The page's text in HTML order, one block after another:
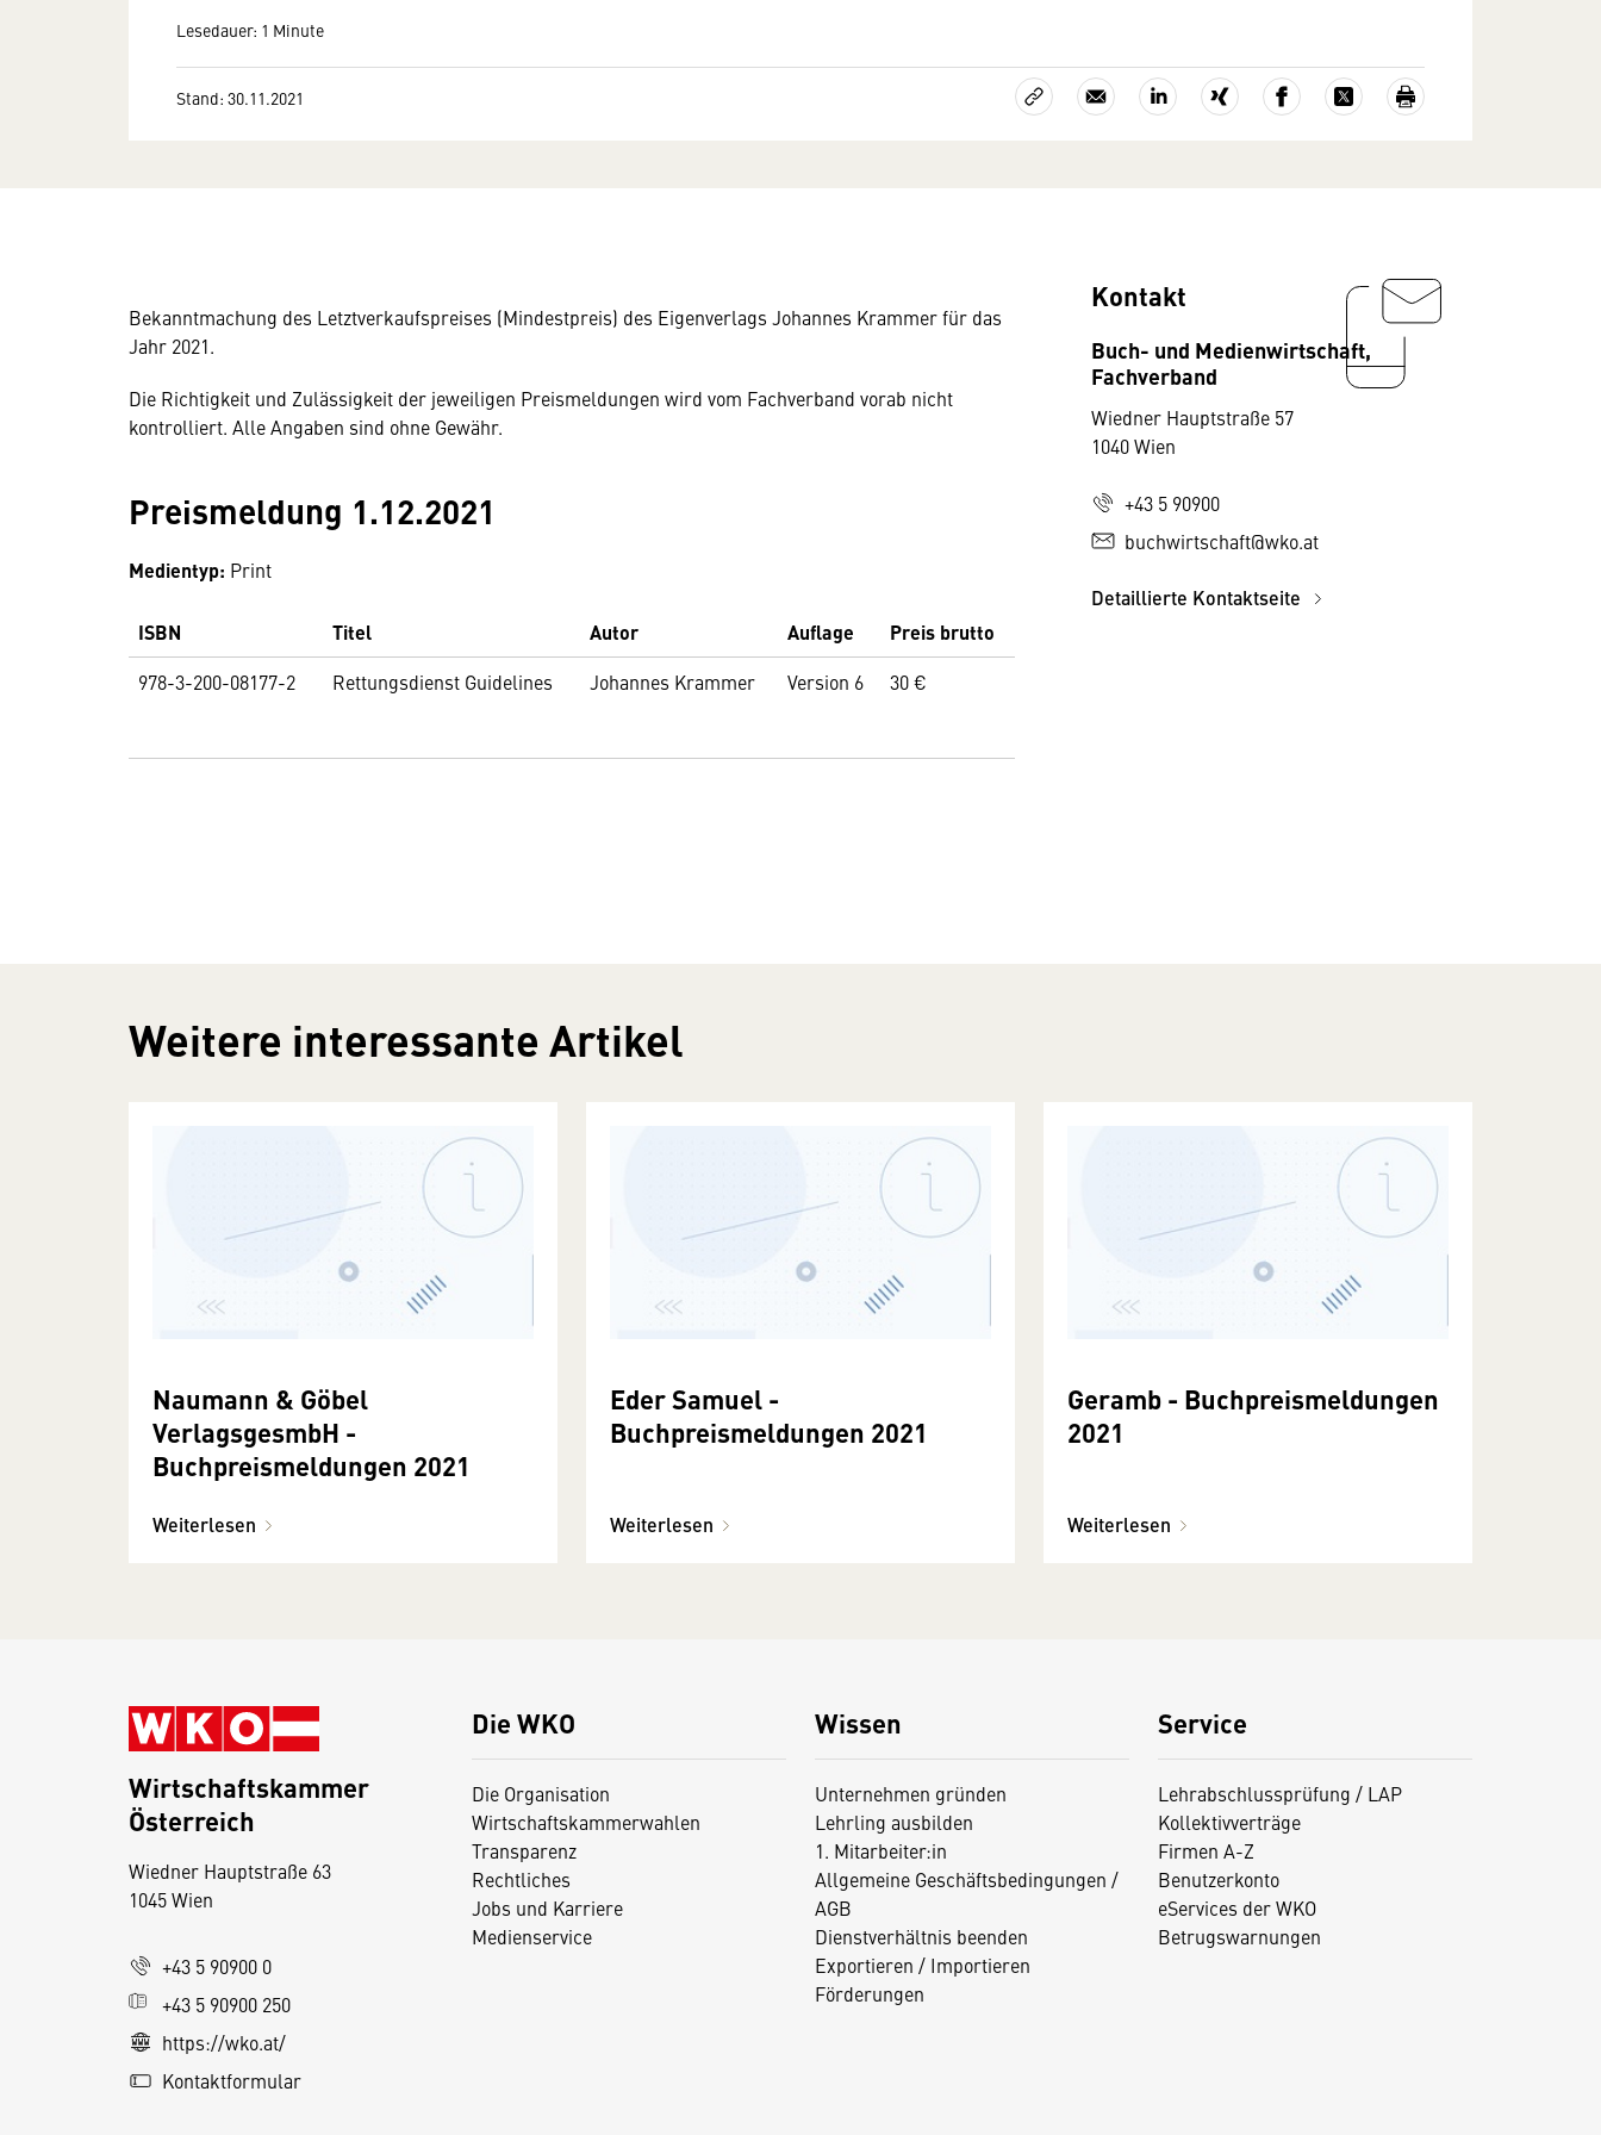
Lesedauer: 1 Minute
Stand: 30.11.2021
Bekanntmachung des Letztverkaufspreises (Mindestpreis) des Eigenverlags Johannes Krammer für das
Jahr 2021.
Die Richtigkeit und Zulässigkeit der jeweiligen Preismeldungen wird vom Fachverband vorab nicht
kontrolliert. Alle Angaben sind ohne Gewähr.
Preismeldung 1.12.2021
Medientyp: Print
ISBN Titel Autor Auflage Preis brutto
978-3-200-08177-2 Rettungsdienst Guidelines Johannes Krammer Version 6 30 €
Kontakt
Buch- und Medienwirtschaft,
Fachverband
Wiedner Hauptstraße 57
1040 Wien
+43 5 90900
buchwirtschaft@wko.at
Detaillierte Kontaktseite
Weitere interessante Artikel
Naumann & Göbel
VerlagsgesmbH -
Buchpreismeldungen 2021
Weiterlesen
Eder Samuel -
Buchpreismeldungen 2021
Weiterlesen
Geramb - Buchpreismeldungen
2021
Weiterlesen
Die WKO
Die Organisation
Wirtschaftskammerwahlen
Transparenz
Rechtliches
Jobs und Karriere
Medienservice
Wissen
Unternehmen gründen
Lehrling ausbilden
1. Mitarbeiter:in
Allgemeine Geschäftsbedingungen /
AGB
Dienstverhältnis beenden
Exportieren / Importieren
Förderungen
Service
Lehrabschlussprüfung / LAP
Kollektivverträge
Firmen A-Z
Benutzerkonto
eServices der WKO
Betrugswarnungen
Wirtschaftskammer
Österreich
Wiedner Hauptstraße 63
1045 Wien
+43 5 90900 0
+43 5 90900 250
https://wko.at/
Kontaktformular